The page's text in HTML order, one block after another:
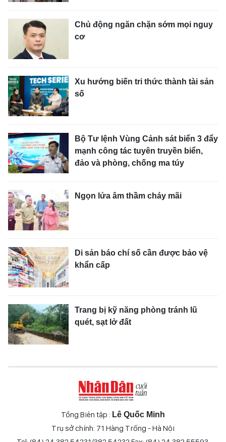
Chủ động ngăn chặn sớm mọi nguy
cơ
Xu hướng biến tri thức thành tài sản
số
Bộ Tư lệnh Vùng Cảnh sát biển 3 đẩy
mạnh công tác tuyên truyền biển,
đảo và phòng, chống ma túy
Ngọn lửa âm thầm cháy mãi
Di sản báo chí số cần được bảo vệ
khẩn cấp
Trang bị kỹ năng phòng tránh lũ
quét, sạt lở đất
Tổng Biên tập : Lê Quốc Minh
Trụ sở chính: 71 Hàng Trống - Hà Nội